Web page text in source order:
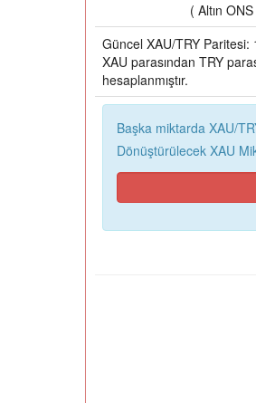
( Altın
Güncel XAU/TRY
XAU parasından TRY
hesaplanmıştır.
Başka miktarda XAU/
Dönüştürülecek XAU